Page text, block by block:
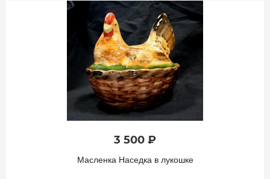
3 500 ₽
Масленка Наседка в лукошке